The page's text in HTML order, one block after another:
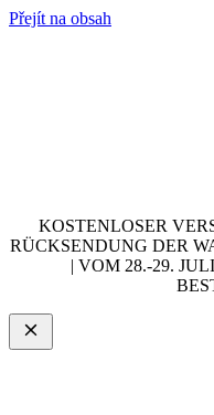
Přejít na obsah
KOSTENLOSER
RÜCKSENDUNG DER
| VOM 28.-29.